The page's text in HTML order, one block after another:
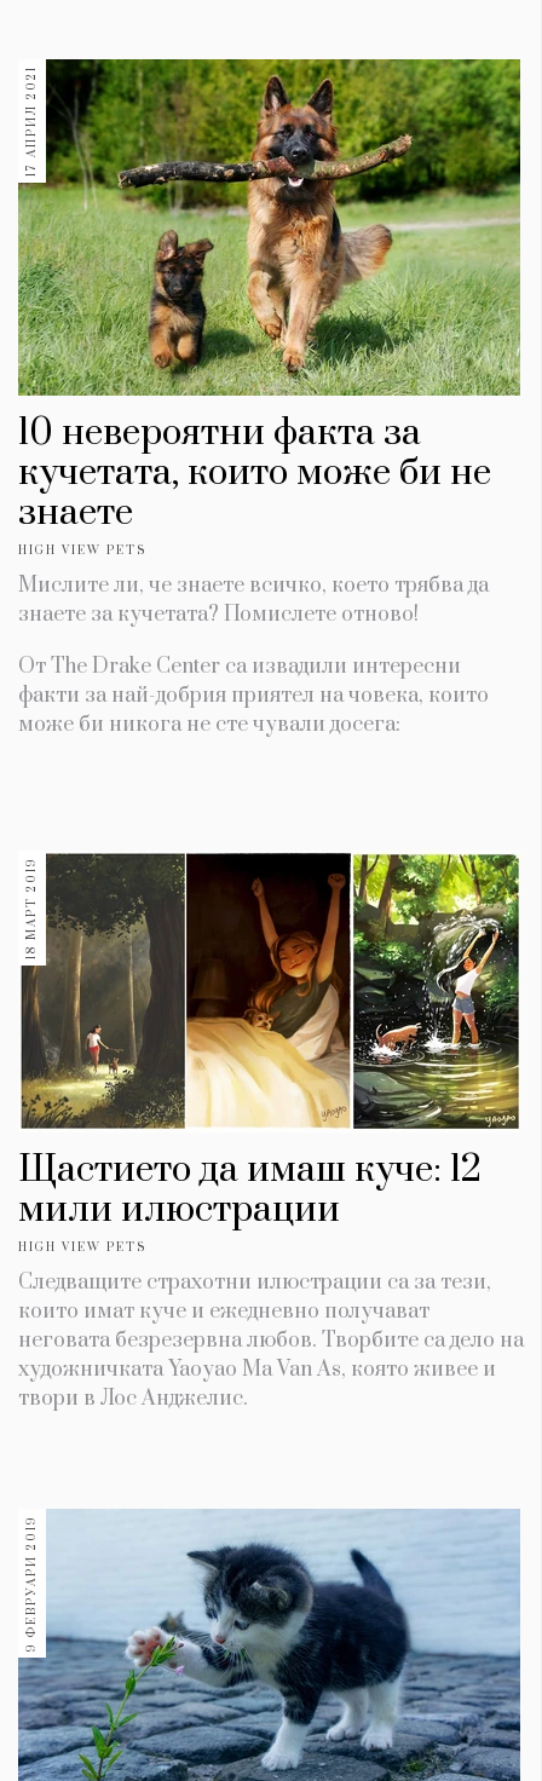
17 АПРИЛ 2021
10 невероятни факта за
кучетата, които може би не
знаете
HIGH VIEW PETS
Мислите ли, че знаете всичко, което трябва да
знаете за кучетата? Помислете отново!
От Тhe Drake Center са извадили интересни
факти за най-добрия приятел на човека, които
може би никога не сте чували досега:
18 МАРТ 2019
Щастието да имаш куче: 12
мили илюстрации
HIGH VIEW PETS
Следващите страхотни илюстрации са за тези,
които имат куче и ежедневно получават
неговата безрезервна любов. Творбите са дело на
художничката Yaoyao Ma Van As, която живее и
твори в Лос Анджелис.
9 ФЕВРУАРИ 2019